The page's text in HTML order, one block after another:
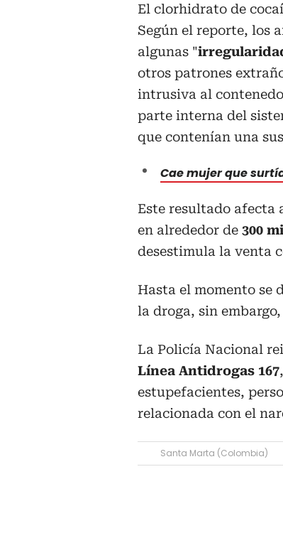
El clorhidrato de
Según el reporte, los
algunas "
otros patrones
intrusiva al
parte interna del
que contenían una
Cae mujer que
Este resultado afecta
en alrededor de 300
desestimula la venta
Hasta el momento se
la droga, sin
La Policía Nacional
Línea Antidrogas 167
estupefacientes,
relacionada con el
Santa Marta (Colombia)